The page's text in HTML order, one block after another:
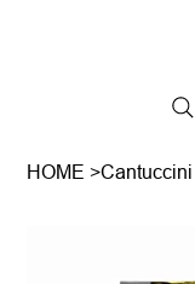
HOME >